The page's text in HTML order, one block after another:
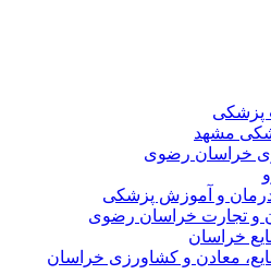
پزشکی
مشهد
خراسان رضوی
و آموزش پزشکی
و تجارت خراسان رضوی
خراسان
معادن و کشاورزی خراسان